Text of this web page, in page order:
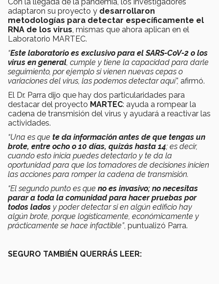
adaptaron su proyecto y desarrollaron
metodologías para detectar específicamente el
RNA de los virus, mismas que ahora aplican en el
Laboratorio MARTEC.
“Este laboratorio es exclusivo para el SARS-CoV-2 o los
virus en general, cumple y tiene la capacidad para darle
seguimiento, por ejemplo si vienen nuevas cepas o
variaciones del virus, las podemos detectar aquí”, afirmó.
El Dr. Parra dijo que hay dos particularidades para
destacar del proyecto MARTEC: ayuda a rompear la
cadena de transmisión del virus y ayudará a reactivar las
actividades.
“Una es que te da información antes de que tengas un
brote, entre ocho o 10 días, quizás hasta 14; es decir,
cuando esto inicia puedes detectarlo y te da la
oportunidad para que los tomadores de decisiones inicien
las acciones para romper la cadena de transmisión.
“El segundo punto es que no es invasivo; no necesitas
parar a toda la comunidad para hacer pruebas por
todos lados y poder detectar si en algún edificio hay
algún brote, porque logísticamente, económicamente y
prácticamente se hace infactible”, puntualizó Parra.
SEGURO TAMBIÉN QUERRÁS LEER: